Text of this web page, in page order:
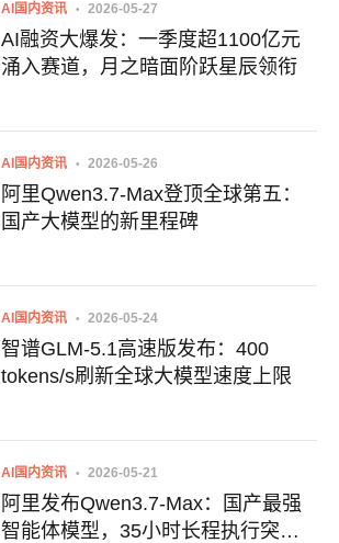
AI国内资讯 2026-05-27
AI融资大爆发：一季度超1100亿元
涌入赛道，月之暗面阶跃星辰领衔
AI国内资讯 2026-05-26
阿里Qwen3.7-Max登顶全球第五：
国产大模型的新里程碑
AI国内资讯 2026-05-24
智谱GLM-5.1高速版发布：400
tokens/s刷新全球大模型速度上限
AI国内资讯 2026-05-21
阿里发布Qwen3.7-Max：国产最强
智能体模型，35小时长程执行突破